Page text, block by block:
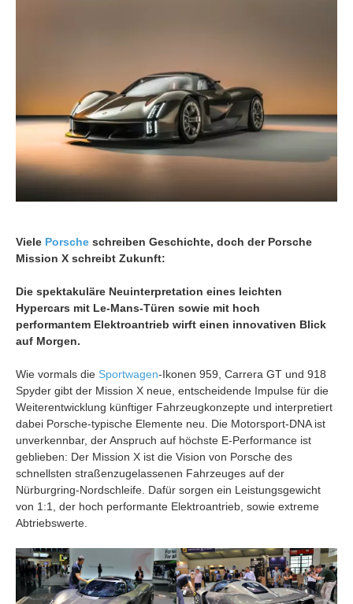
Viele Porsche schreiben Geschichte, doch der Porsche
Mission X schreibt Zukunft:
Die spektakuläre Neuinterpretation eines leichten
Hypercars mit Le-Mans-Türen sowie mit hoch
performantem Elektroantrieb wirft einen innovativen Blick
auf Morgen.
Wie vormals die Sportwagen-Ikonen 959, Carrera GT und 918
Spyder gibt der Mission X neue, entscheidende Impulse für die
Weiterentwicklung künftiger Fahrzeugkonzepte und interpretiert
dabei Porsche-typische Elemente neu. Die Motorsport-DNA ist
unverkennbar, der Anspruch auf höchste E-Performance ist
geblieben: Der Mission X ist die Vision von Porsche des
schnellsten straßenzugelassenen Fahrzeuges auf der
Nürburgring-Nordschleife. Dafür sorgen ein Leistungsgewicht
von 1:1, der hoch performante Elektroantrieb, sowie extreme
Abtriebswerte.